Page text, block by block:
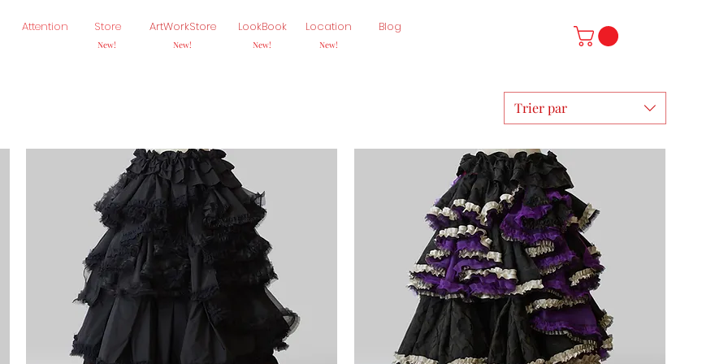
Attention Store
New!
ArtWorkStore
New!
LookBook
New!
Location Blog
New!
Trier par